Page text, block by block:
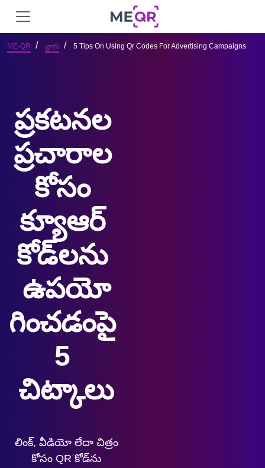
ME-QR బ్లాగు 5 Tips On Using Qr Codes For Advertising Campaigns
ప్రకటనల
ప్రచారాల
కోసం
క్యూఆర్
కోడ్‌లను
ఉపయో
గించడంపై
5
చిట్కాలు
లింక్, వీడియో లేదా చిత్రం
కోసం QR కోడ్‌ను